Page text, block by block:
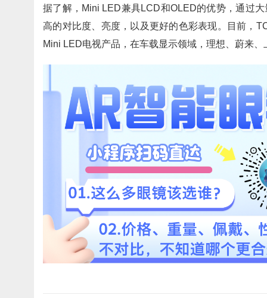
据了解，Mini LED兼具LCD和OLED的优势，通过
高的对比度、亮度，以及更好的色彩表现。目前，
Mini LED电视产品，在车载显示领域，理想、蔚来